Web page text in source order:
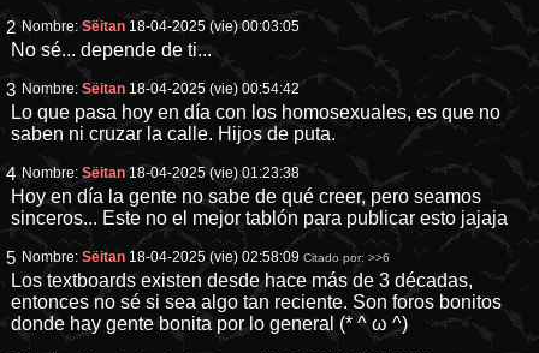
2 Nombre:Sëitan 18-04-2025 (vie) 00:03:05
No sé... depende de ti...
3 Nombre:Sëitan 18-04-2025 (vie) 00:54:42
Lo que pasa hoy en día con los homosexuales, es que no
saben ni cruzar la calle. Hijos de puta.
4 Nombre:Sëitan 18-04-2025 (vie) 01:23:38
Hoy en día la gente no sabe de qué creer, pero seamos
sinceros... Este no el mejor tablón para publicar esto jajaja
5 Nombre:Sëitan 18-04-2025 (vie) 02:58:09 Citado por:>>6
Los textboards existen desde hace más de 3 décadas,
entonces no sé si sea algo tan reciente. Son foros bonitos
donde hay gente bonita por lo general (* ^ ω ^)